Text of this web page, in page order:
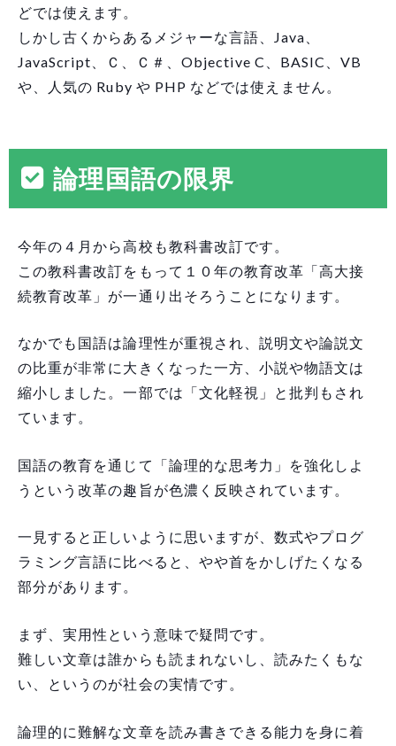
どでは使えます。
しかし古くからあるメジャーな言語、Java、
JavaScript、Ｃ、Ｃ＃、Objective C、BASIC、VB
や、人気の Ruby や PHP などでは使えません。
論理国語の限界
今年の４月から高校も教科書改訂です。
この教科書改訂をもって１０年の教育改革「高大接
続教育改革」が一通り出そろうことになります。
なかでも国語は論理性が重視され、説明文や論説文
の比重が非常に大きくなった一方、小説や物語文は
縮小しました。一部では「文化軽視」と批判もされ
ています。
国語の教育を通じて「論理的な思考力」を強化しよ
うという改革の趣旨が色濃く反映されています。
一見すると正しいように思いますが、数式やプログ
ラミング言語に比べると、やや首をかしげたくなる
部分があります。
まず、実用性という意味で疑問です。
難しい文章は誰からも読まれないし、読みたくもな
い、というのが社会の実情です。
論理的に難解な文章を読み書きできる能力を身に着